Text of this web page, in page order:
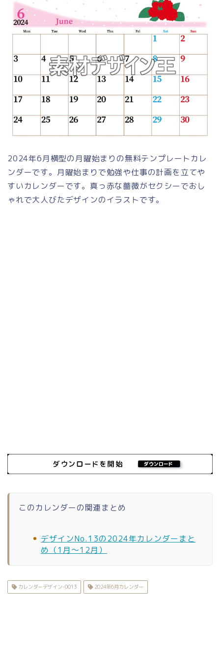
2024年6月横型の月曜始まりの無料テンプレートカレ
ンダーです。月曜始まりで勉強や仕事の計画を立てや
すいカレンダーです。真っ赤な薔薇がセクシーでおし
ゃれで大人びたデザインのイラストです。
このカレンダーの関連まとめ
デザインNo.13の2024年カレンダーまと
め（1月〜12月）
カレンダーデザイン-0013 2024年6月カレンダー